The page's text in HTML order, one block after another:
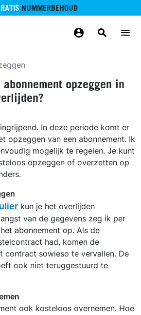
inhoud gaan
NUMMERBEHOUD
opzeggen in
In deze periode komt er
opzeggen van een abonnement. Ik
mogelijk te regelen. Je kunt
opzeggen of overzetten op
kun je het overlijden
van de gegevens zeg ik per
abonnement op. Als de
had, komen de
contract sowieso te vervallen. De
ook niet teruggestuurd te
ook kosteloos overnemen. Hoe